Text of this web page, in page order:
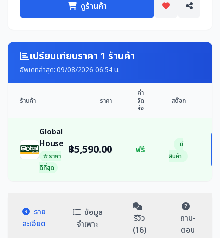
ดูร้านค้า
เปรียบเทียบราคา 1 ร้านค้า
อัพเดทล่าสุด: 09/08/2026 06:54 น.
ร้านค้า ราคา
ค่า
จัด
ส่ง
สต๊อก
Global
House
⭐ ราคา
ดีที่สุด
฿5,590.00 ฟรี
มี
สินค้า
ราย
ละเอียด
ข้อมูล
จำเพาะ
รีวิว
(16)
ถาม-
ตอบ